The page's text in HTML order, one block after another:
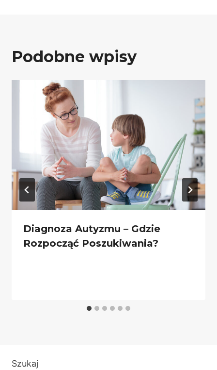
Podobne wpisy
Diagnoza Autyzmu – Gdzie
Rozpocząć Poszukiwania?
Szukaj